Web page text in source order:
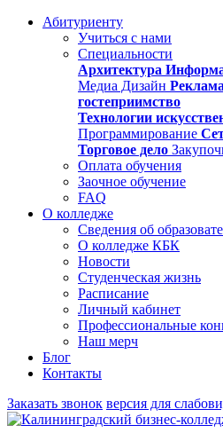
Абитуриенту
Учиться с нами
Специальности
Архитектура
Медиа Дизайн Реклама
гостеприимство
Технологии
Программирование
Торговое дело
Оплата обучения
Заочное обучение
FAQ
О колледже
Сведения об
О колледже КБК
Новости
Студенческая жизнь
Расписание
Личный кабинет
Профессиональные
Наш мерч
Блог
Контакты
Заказать звонок версия для